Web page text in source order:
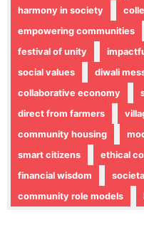
harmony in society
empowering communities
festival of unity
social values
diwali
collaborative economy
direct from farmers
community housing
smart citizens
ethical
financial wisdom
community role models